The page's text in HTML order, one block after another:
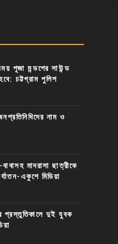
পূজা মন্ডপের সাউন্ড
চট্টগ্রাম পুলিশ
নাম ও
মাদরাসা ছাত্রীকে
একুশে মিডিয়া
প্রস্তুতিকালে দুই যুবক